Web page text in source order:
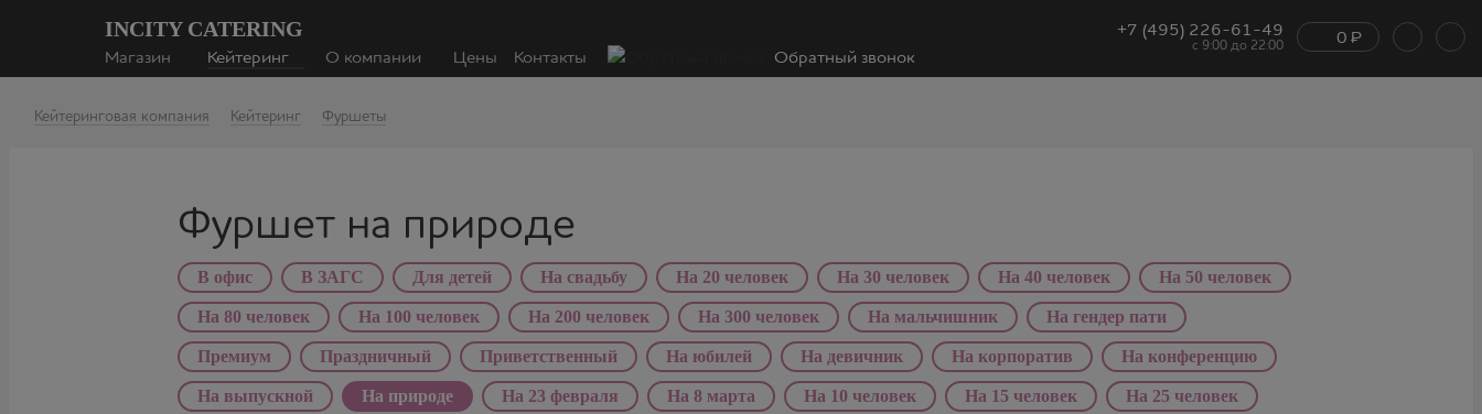
INCITY CATERING
Магазин Кейтеринг О компании Цены Контакты Обратный звонок
+7 (495) 226-61-49
с 9:00 до 22:00 0 ₽
Кейтеринговая компания Кейтеринг Фуршеты
Фуршет на природе
В офис В ЗАГС Для детей На свадьбу На 20 человек На 30 человек На 40 человек На 50 человек
На 80 человек На 100 человек На 200 человек На 300 человек На мальчишник На гендер пати
Премиум Праздничный Приветственный На юбилей На девичник На корпоратив На конференцию
На выпускной На природе На 23 февраля На 8 марта На 10 человек На 15 человек На 25 человек